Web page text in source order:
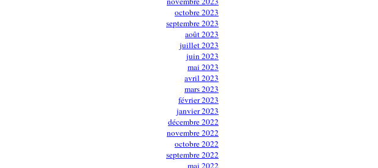
octobre 2023
septembre 2023
août 2023
juillet 2023
juin 2023
mai 2023
avril 2023
mars 2023
février 2023
janvier 2023
décembre 2022
novembre 2022
octobre 2022
septembre 2022
mai 2022